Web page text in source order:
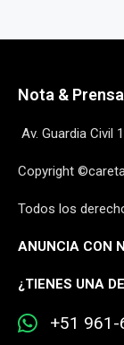
Nota &
Av. Guardia Civil
Copyright
Todos los
ANUNCIA CON
¿TIENES UNA
+51